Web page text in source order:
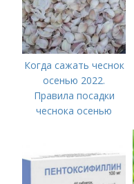
Когда сажать чеснок
осенью 2022.
Правила посадки
чеснока осенью